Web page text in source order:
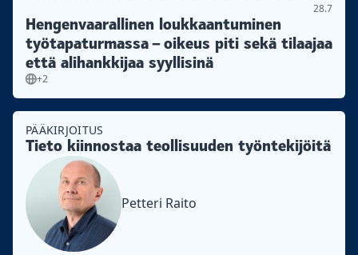
28.7
Hengenvaarallinen loukkaantuminen
työtapaturmassa – oikeus piti sekä tilaajaa
että alihankkijaa syyllisinä
+2
PÄÄKIRJOITUS
Tieto kiinnostaa teollisuuden työntekijöitä
Petteri Raito